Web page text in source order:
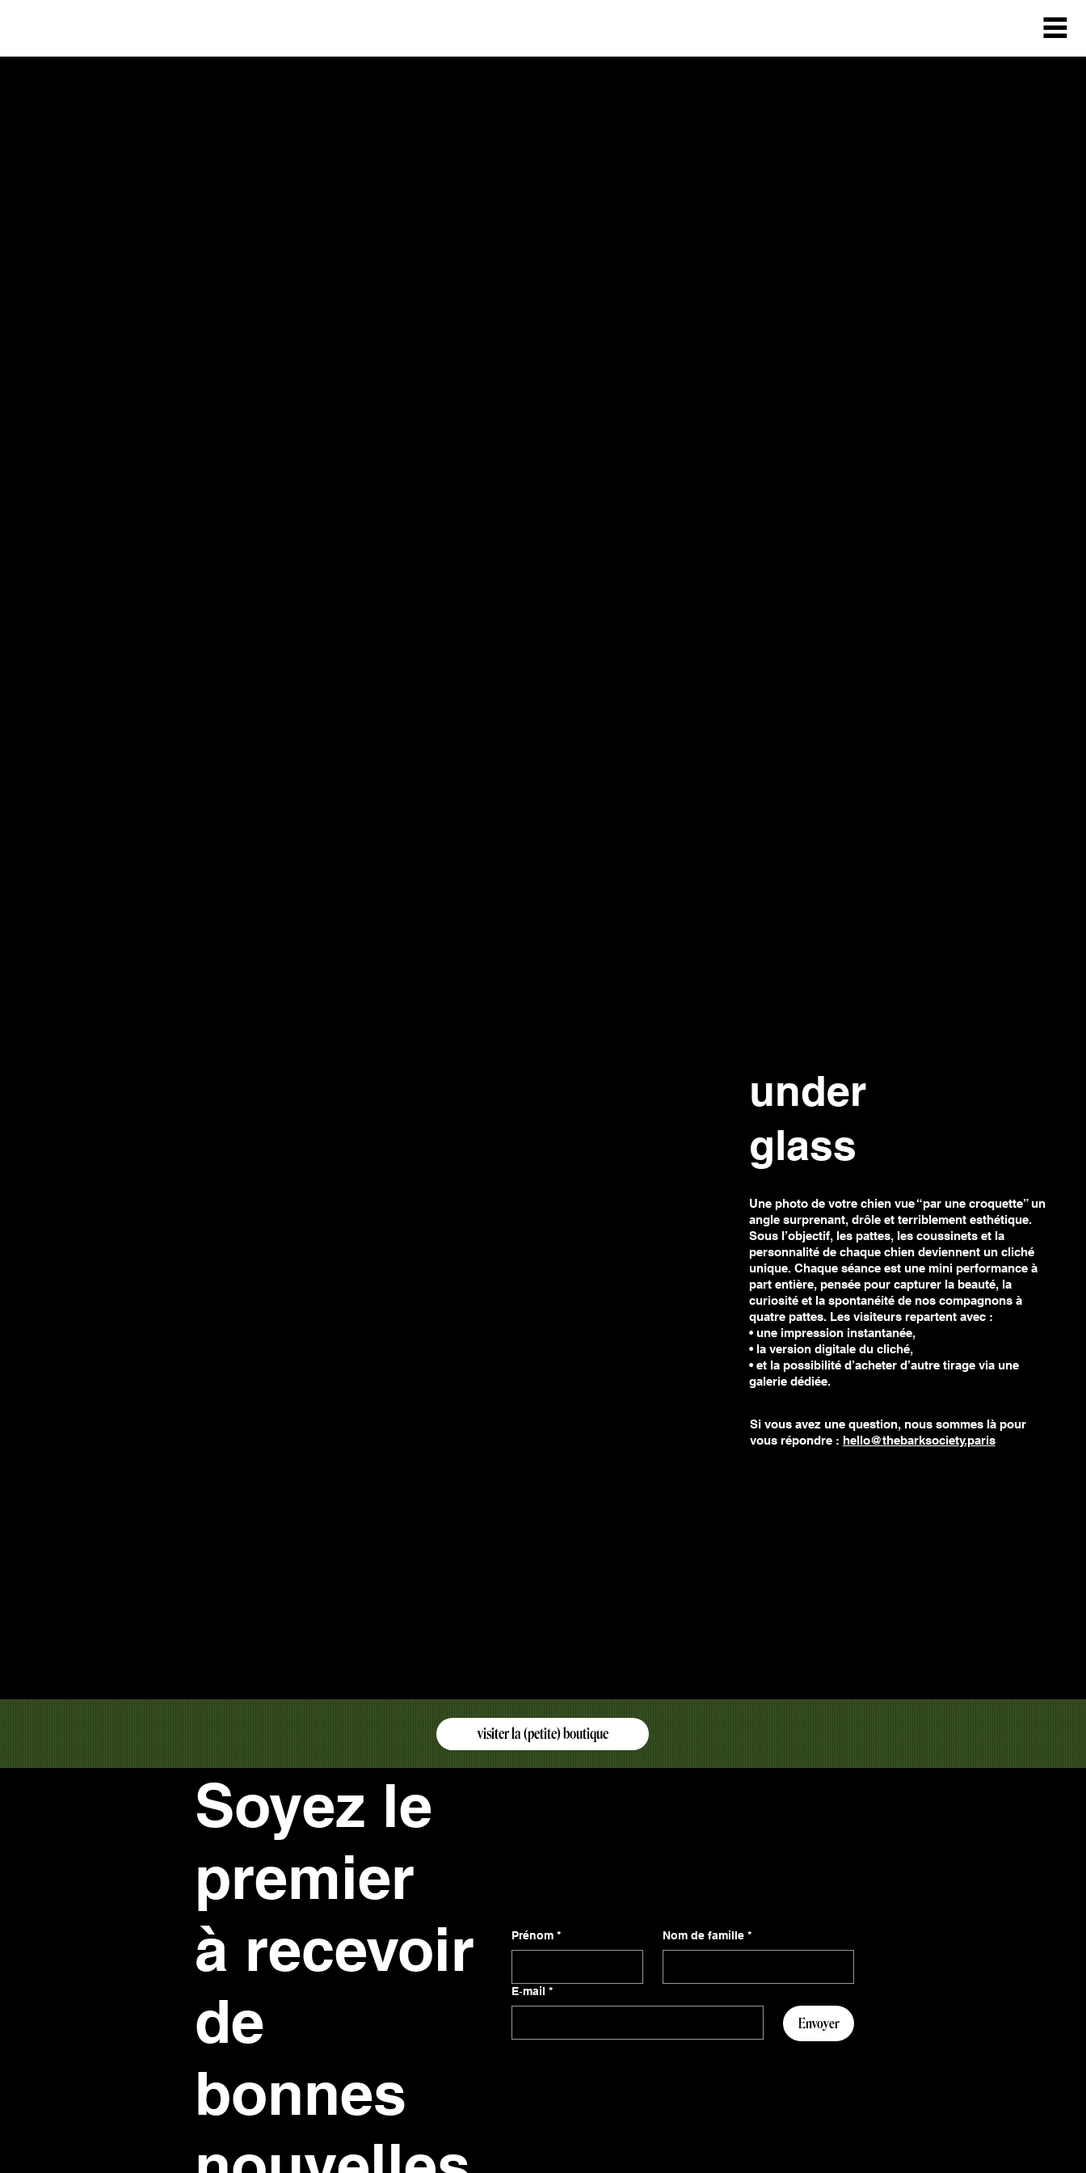
under
glass
Une photo de votre chien vue “par une croquette” un
angle surprenant, drôle et terriblement esthétique.
Sous l’objectif, les pattes, les coussinets et la
personnalité de chaque chien deviennent un cliché
unique. Chaque séance est une mini performance à
part entière, pensée pour capturer la beauté, la
curiosité et la spontanéité de nos compagnons à
quatre pattes. Les visiteurs repartent avec :
• une impression instantanée,
• la version digitale du cliché,
• et la possibilité d’acheter d’autre tirage via une
galerie dédiée.
Si vous avez une question, nous sommes là pour
vous répondre : hello@thebarksociety.paris
visiter la (petite) boutique
Soyez le
premier
à recevoir
de
bonnes
Prénom * Nom de famille *
E‑mail *
Envoyer